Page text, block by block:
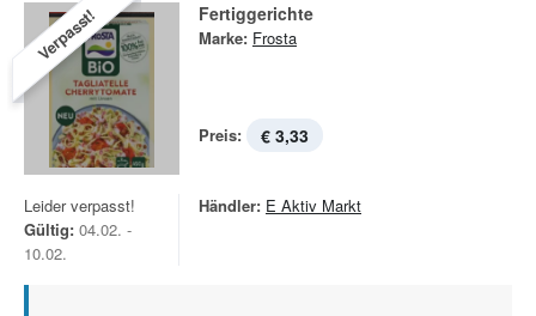
Verpasst! Fertiggerichte
Marke: Frosta
Preis: € 3,33
Leider verpasst!
Gültig: 04.02. -
10.02.
Händler: E Aktiv Markt